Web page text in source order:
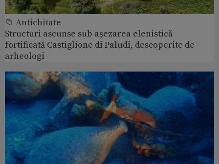
📁 Antichitate
Structuri ascunse sub așezarea elenistică
fortificată Castiglione di Paludi, descoperite de
arheologi